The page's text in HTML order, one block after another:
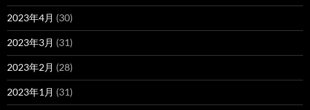
2023年4月 (30)
2023年3月 (31)
2023年2月 (28)
2023年1月 (31)